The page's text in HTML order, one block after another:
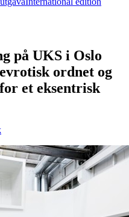
på UKS i Oslo
ordnet og
et eksentrisk